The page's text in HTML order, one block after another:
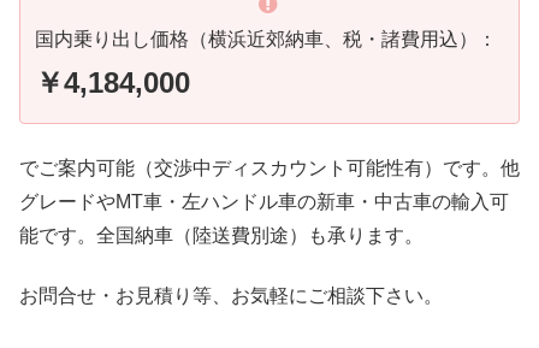
国内乗り出し価格（横浜近郊納車、税・諸費用込）：
￥4,184,000
でご案内可能（交渉中ディスカウント可能性有）です。他
グレードやMT車・左ハンドル車の新車・中古車の輸入可
能です。全国納車（陸送費別途）も承ります。
お問合せ・お見積り等、お気軽にご相談下さい。